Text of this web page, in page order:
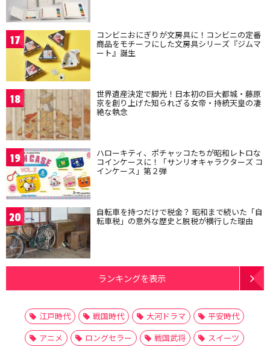
17 コンビニおにぎりが文房具に！コンビニの定番
商品をモチーフにした文房具シリーズ『ジムマ
ート』誕生
18 世界遺産決定で脚光！日本初の巨大都城・藤原
京を創り上げた知られざる女帝・持統天皇の凄
絶な執念
19 ハローキティ、ポチャッコたちが昭和レトロな
コインケースに！「サンリオキャラクターズ コ
インケース」第２弾
20 自転車を持つだけで税金？ 昭和まで続いた「自
転車税」の意外な歴史と脱税が横行した理由
ランキングを表示
江戸時代 戦国時代 大河ドラマ
平安時代
アニメ
ロングセラー 戦国武将
スイーツ